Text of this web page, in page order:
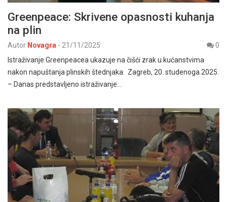
Greenpeace: Skrivene opasnosti kuhanja
na plin
Autor Novagra - 21/11/2025
0
Istraživanje Greenpeacea ukazuje na čišći zrak u kućanstvima
nakon napuštanja plinskih štednjaka. Zagreb, 20. studenoga 2025.
– Danas predstavljeno istraživanje…